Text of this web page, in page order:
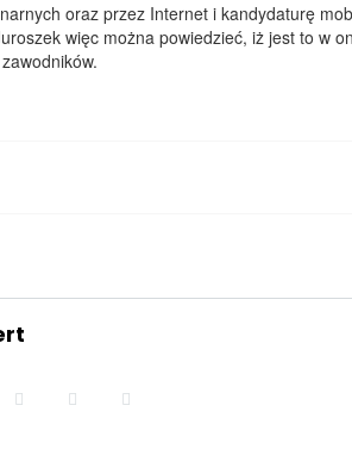
oraz przez Internet i kandydaturę
więc można powiedzieć, iż jest to